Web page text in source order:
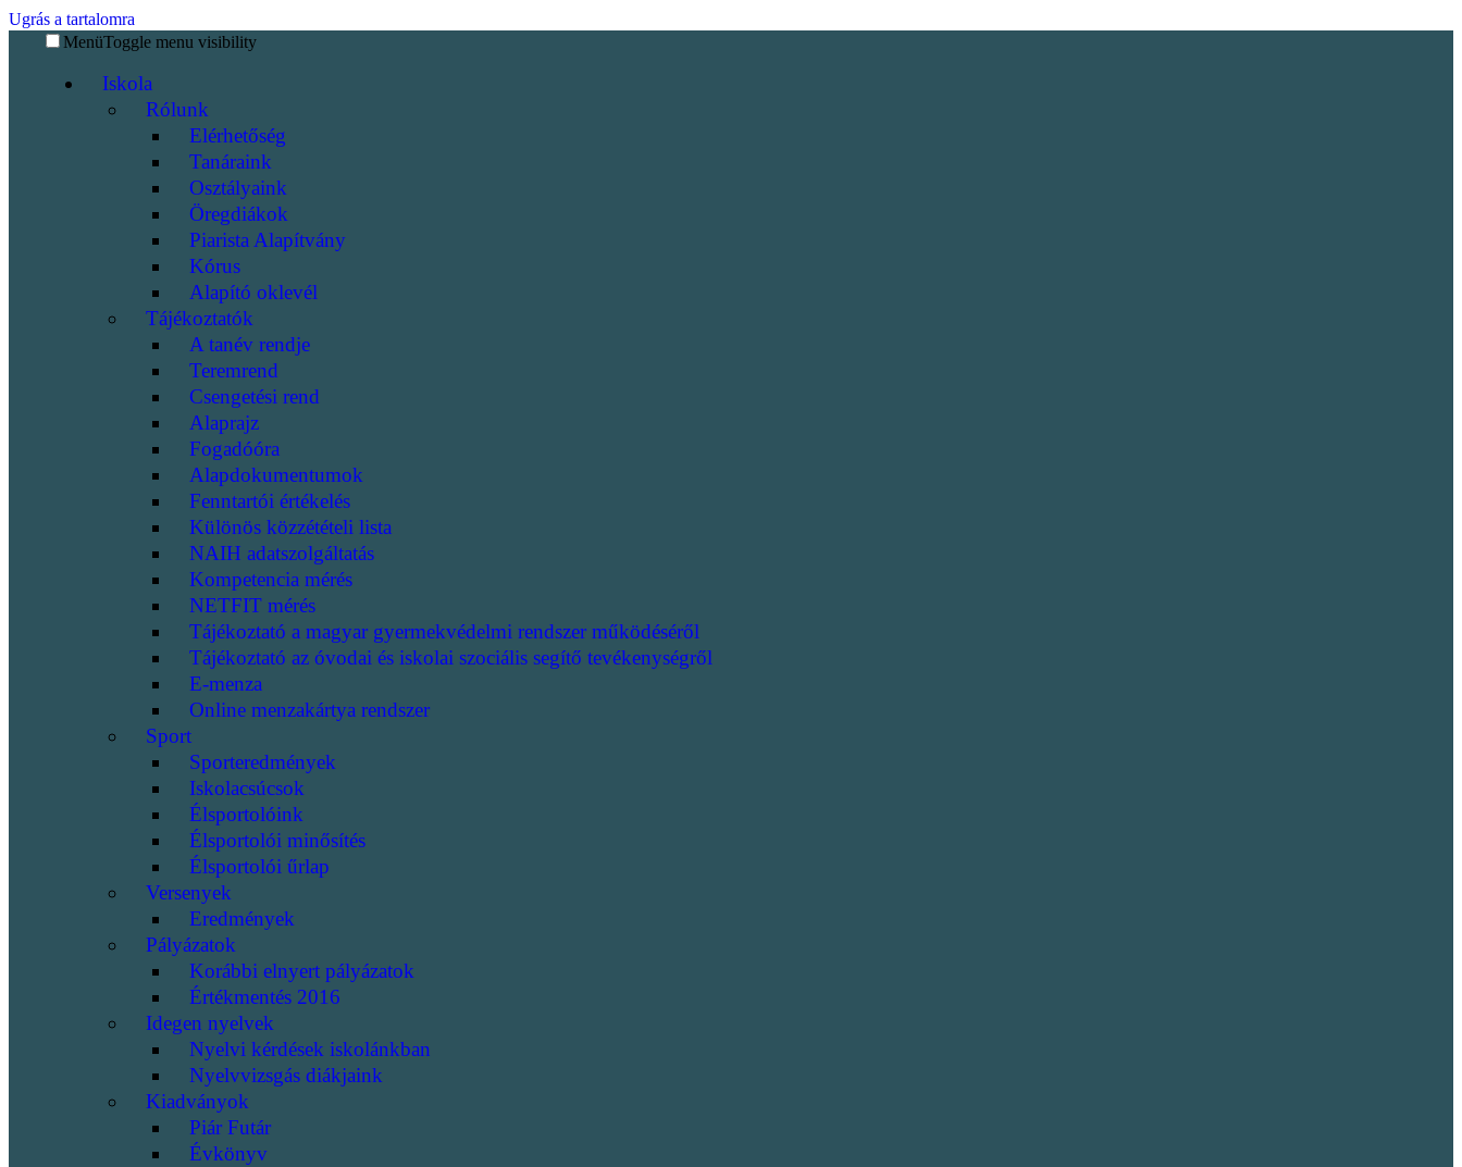
Ugrás a tartalomra
MenüToggle menu visibility
Iskola
Rólunk
Elérhetőség
Tanáraink
Osztályaink
Öregdiákok
Piarista Alapítvány
Kórus
Alapító oklevél
Tájékoztatók
A tanév rendje
Teremrend
Csengetési rend
Alaprajz
Fogadóóra
Alapdokumentumok
Fenntartói értékelés
Különös közzétételi lista
NAIH adatszolgáltatás
Kompetencia mérés
NETFIT mérés
Tájékoztató a magyar gyermekvédelmi rendszer működéséről
Tájékoztató az óvodai és iskolai szociális segítő tevékenységről
E-menza
Online menzakártya rendszer
Sport
Sporteredmények
Iskolacsúcsok
Élsportolóink
Élsportolói minősítés
Élsportolói űrlap
Versenyek
Eredmények
Pályázatok
Korábbi elnyert pályázatok
Értékmentés 2016
Idegen nyelvek
Nyelvi kérdések iskolánkban
Nyelvvizsgás diákjaink
Kiadványok
Piár Futár
Évkönyv